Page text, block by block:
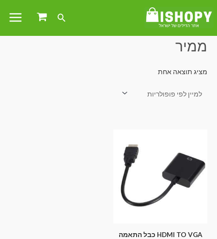
עמוד הבית/ מוצרים המתויגים “ממיר”
ממיר
מציג תוצאה אחת
HDMI TO VGA כבל התאמה